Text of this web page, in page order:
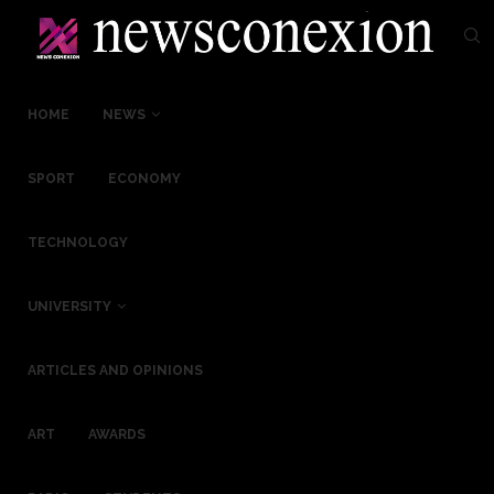
HOME NEWS
SPORT ECONOMY
TECHNOLOGY
UNIVERSITY
ARTICLES AND OPINIONS
ART AWARDS